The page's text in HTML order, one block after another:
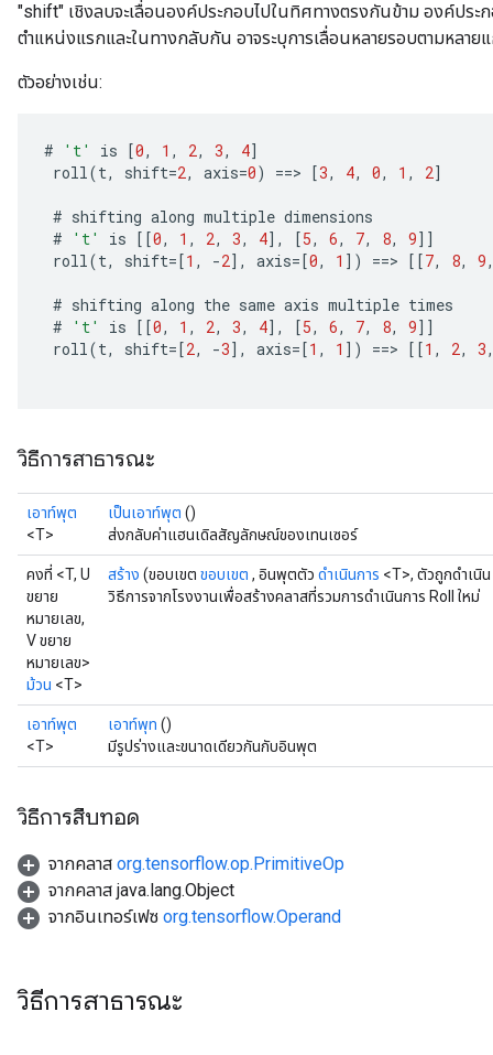
"shift" เชิงลบจะเลื่อนองค์ประกอบไปในทิศทางตรงกันข้าม องค์ปร
ตำแหน่งแรกและในทางกลับกัน อาจระบุการเลื่อนหลายรอบตามหลาย
ตัวอย่างเช่น:
# 't' is [0, 1 , 2, 3, 4]
roll(t, shift=2, axis=0) ==> [3, 4, 0, 1 , 2]
# shifting along multiple dimensions
#
't' is [[0, 1 , 2, 3, 4] , [5, 6, 7, 8, 9]]
roll(t, shift=[1 , -2] , axis=[0, 1 ] ) ==> [[7, 8, 9
# shifting along the same axis multiple times
#
't' is [[0, 1 , 2, 3, 4] , [5, 6, 7, 8, 9]]
roll(t, shift=[2, -3] , axis=[1 , 1 ] ) ==> [[1 , 2, 3
วิธีการสาธารณะ
เอาท์พุต
<T>
เป็นเอาท์พุต ()
ส่งกลับค่าแฮนเดิลสัญลักษณ์ของเทนเซอร์
คงที่ <T, U
ขยาย
หมายเลข,
V ขยาย
หมายเลข>
ม้วน <T>
สร้าง (ขอบเขต ขอบเขต , อินพุตตัว ดำเนินการ <T>, ตัวถูกดำเนิน
วิธีการจากโรงงานเพื่อสร้างคลาสที่รวมการดำเนินการ Roll ใหม่
เอาท์พุต
<T>
เอาท์พุท ()
มีรูปร่างและขนาดเดียวกันกับอินพุต
วิธีการสืบทอด
จากคลาส org.tensorflow.op.PrimitiveOp
จากคลาส java.lang.Object
จากอินเทอร์เฟซ org.tensorflow.Operand
วิธีการสาธารณะ